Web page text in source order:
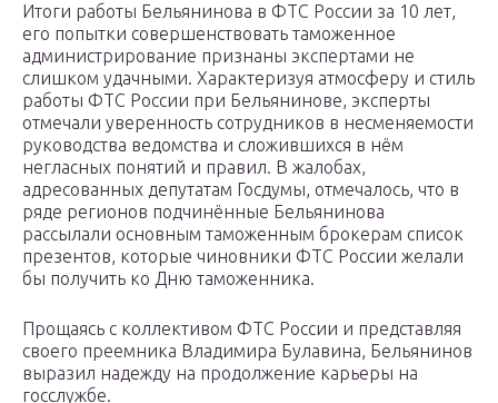
Итоги работы Бельянинова в ФТС России за 10 лет,
его попытки совершенствовать таможенное
администрирование признаны экспертами не
слишком удачными. Характеризуя атмосферу и стиль
работы ФТС России при Бельянинове, эксперты
отмечали уверенность сотрудников в несменяемости
руководства ведомства и сложившихся в нём
негласных понятий и правил. В жалобах,
адресованных депутатам Госдумы, отмечалось, что в
ряде регионов подчинённые Бельянинова
рассылали основным таможенным брокерам список
презентов, которые чиновники ФТС России желали
бы получить ко Дню таможенника.
Прощаясь с коллективом ФТС России и представляя
своего преемника Владимира Булавина, Бельянинов
выразил надежду на продолжение карьеры на
госслужбе.